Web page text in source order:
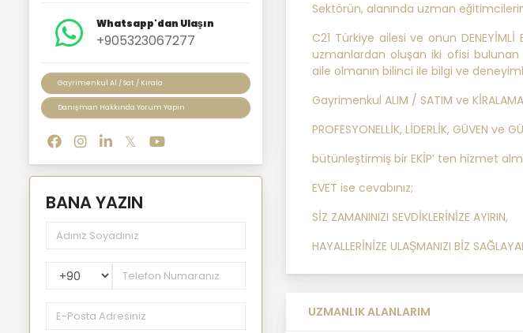
Whatsapp'dan Ulaşın
+905323067277
Gayrimenkul Al / Sat / Kirala
Danışman Hakkında Yorum Yapın
BANA YAZIN
PhoneNumberCountryPhoneCode
Sektörün, alanında uzman
C21 Türkiye ailesi ve onun
uzmanlardan oluşan iki ofisi bulunan
aile olmanın bilinci ile bilgi ve
Gayrimenkul ALIM / SATIM ve
PROFESYONELLİK, LİDERLİK, GÜVEN ve
bütünleştirmiş bir EKİP’ ten hizmet
EVET ise cevabınız;
SİZ ZAMANINIZI SEVDİKLERİNİZE AYIRIN,
HAYALLERİNİZE ULAŞMANIZI BİZ
UZMANLIK ALANLARIM